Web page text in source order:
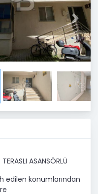
Next
ASANSÖRLÜ
edilen konumlarından